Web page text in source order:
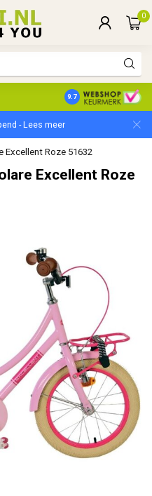
0
2 Jaar Garantie
9.7
- Lees meer
Excellent Roze 51632
Excellent Roze